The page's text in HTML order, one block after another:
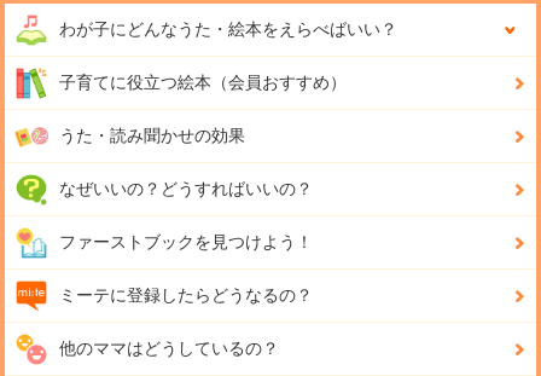
わが子にどんなうた・絵本をえらべばいい？
子育てに役立つ絵本（会員おすすめ）
うた・読み聞かせの効果
なぜいいの？どうすればいいの？
ファーストブックを見つけよう！
ミーテに登録したらどうなるの？
他のママはどうしているの？